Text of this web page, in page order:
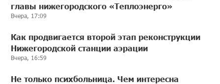
главы нижегородского «Теплоэнерго»
Вчера, 17:09
Как продвигается второй этап реконструкции
Нижегородской станции аэрации
Вчера, 16:59
Не только психбольница. Чем интересна